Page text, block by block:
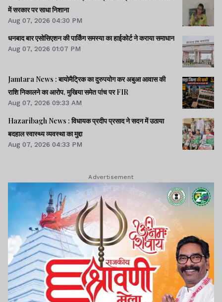
में सरकार पर साधा निशाना
Aug 07, 2026 04:30 PM
धनबाद बार एसोसिएशन की पार्किंग समस्या का हाईकोर्ट ने कराया समाधान
Aug 07, 2026 01:07 PM
Jamtara News : बायोमैट्रिक का दुरुपयोग कर अबुआ आवास की
राशि निकालने का आरोप, मुखिया समेत पांच पर FIR
Aug 07, 2026 09:33 AM
Hazaribagh News : विधायक प्रदीप प्रसाद ने सदन में उठाया
बदहाल स्वास्थ्य व्यवस्था का मुद्दा
Aug 07, 2026 04:33 PM
Advertisement